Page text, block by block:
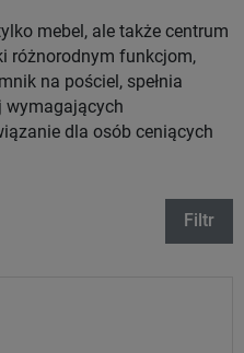
mebel, ale także centrum
różnorodnym funkcjom,
na pościel, spełnia
wymagających
dla osób ceniących
Filtr